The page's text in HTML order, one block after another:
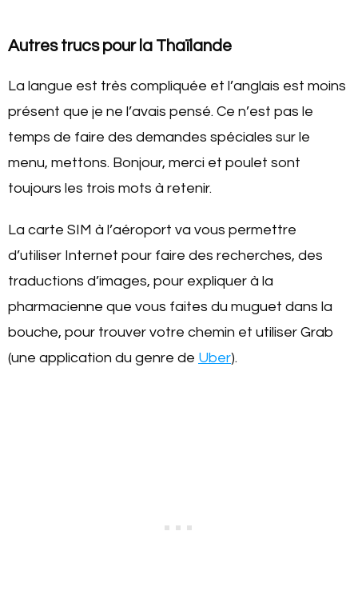
Autres trucs pour la Thaïlande
La langue est très compliquée et l’anglais est moins
présent que je ne l’avais pensé. Ce n’est pas le
temps de faire des demandes spéciales sur le
menu, mettons. Bonjour, merci et poulet sont
toujours les trois mots à retenir.
La carte SIM à l’aéroport va vous permettre
d’utiliser Internet pour faire des recherches, des
traductions d’images, pour expliquer à la
pharmacienne que vous faites du muguet dans la
bouche, pour trouver votre chemin et utiliser Grab
(une application du genre de Uber).